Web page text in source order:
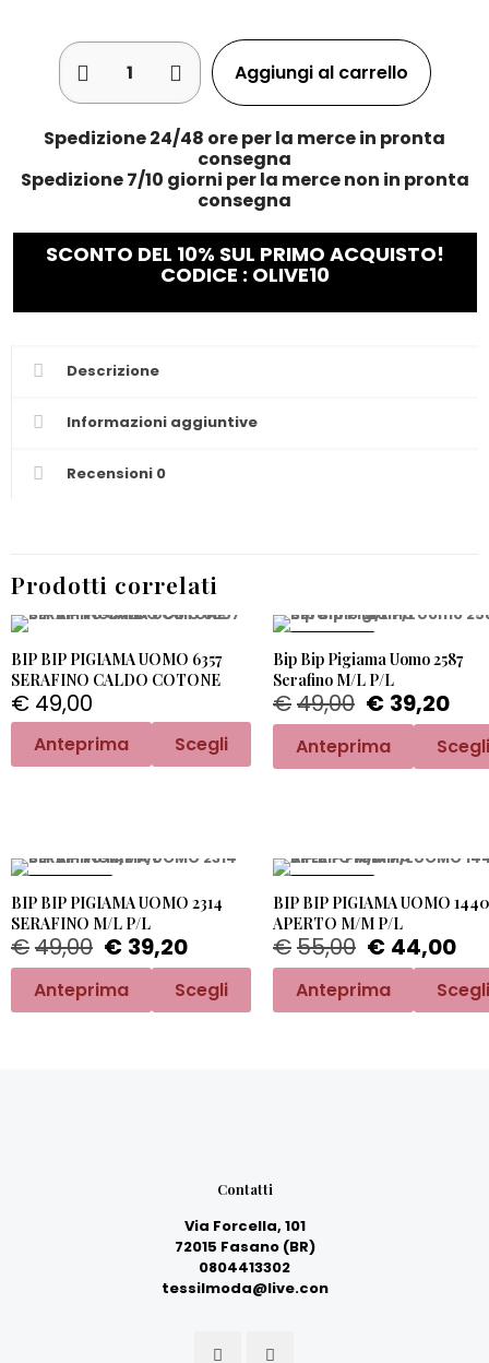
Aggiungi al carrello
Spedizione 24/48 ore per la merce in pronta
consegna
Spedizione 7/10 giorni per la merce non in pronta
consegna
SCONTO DEL 10% SUL PRIMO ACQUISTO!
CODICE : OLIVE10
Descrizione
Informazioni aggiuntive
Recensioni 0
Prodotti correlati
BIP BIP PIGIAMA UOMO 6357
SERAFINO CALDO COTONE
€ 49,00
Anteprima Scegli
Bip Bip Pigiama Uomo 2587
Serafino M/L P/L
€49,00 € 39,20
Anteprima Scegli
BIP BIP PIGIAMA UOMO 2314
SERAFINO M/L P/L
€49,00 € 39,20
Anteprima Scegli
BIP BIP PIGIAMA UOMO 1440
APERTO M/M P/L
€55,00 € 44,00
Anteprima Scegli
Contatti
Via Forcella, 101
72015 Fasano (BR)
0804413302
tessilmoda@live.con